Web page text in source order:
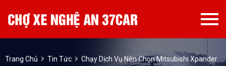
Trang Chủ Tin Tức
Chạy Dịch Vụ Nên Chọn Mitsubishi Xpander